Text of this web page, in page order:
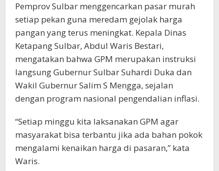
Pemprov Sulbar menggencarkan pasar murah
setiap pekan guna meredam gejolak harga
pangan yang terus meningkat. Kepala Dinas
Ketapang Sulbar, Abdul Waris Bestari,
mengatakan bahwa GPM merupakan instruksi
langsung Gubernur Sulbar Suhardi Duka dan
Wakil Gubernur Salim S Mengga, sejalan
dengan program nasional pengendalian inflasi.
“Setiap minggu kita laksanakan GPM agar
masyarakat bisa terbantu jika ada bahan pokok
mengalami kenaikan harga di pasaran,” kata
Waris.